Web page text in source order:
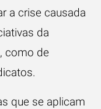
a crise causada
da
como de
que se aplicam